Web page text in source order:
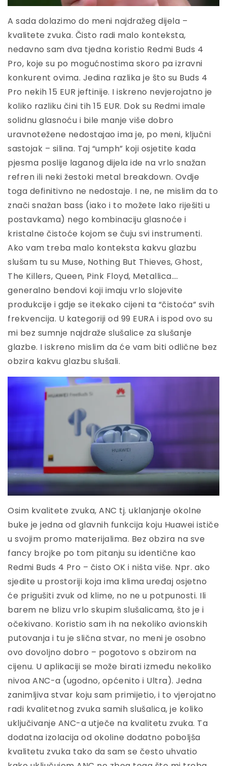
A sada dolazimo do meni najdražeg dijela –
kvalitete zvuka. Čisto radi malo konteksta,
nedavno sam dva tjedna koristio Redmi Buds 4
Pro, koje su po mogućnostima skoro pa izravni
konkurent ovima. Jedina razlika je što su Buds 4
Pro nekih 15 EUR jeftinije. I iskreno nevjerojatno je
koliko razliku čini tih 15 EUR. Dok su Redmi imale
solidnu glasnoću i bile manje više dobro
uravnotežene nedostajao ima je, po meni, ključni
sastojak – silina. Taj “umph” koji osjetite kada
pjesma poslije laganog dijela ide na vrlo snažan
refren ili neki žestoki metal breakdown. Ovdje
toga definitivno ne nedostaje. I ne, ne mislim da to
znači snažan bass (iako i to možete lako riješiti u
postavkama) nego kombinaciju glasnoće i
kristalne čistoće kojom se čuju svi instrumenti.
Ako vam treba malo konteksta kakvu glazbu
slušam tu su Muse, Nothing But Thieves, Ghost,
The Killers, Queen, Pink Floyd, Metallica….
generalno bendovi koji imaju vrlo slojevite
produkcije i gdje se itekako cijeni ta “čistoća” svih
frekvencija. U kategoriji od 99 EURA i ispod ovo su
mi bez sumnje najdraže slušalice za slušanje
glazbe. I iskreno mislim da će vam biti odlične bez
obzira kakvu glazbu slušali.
Osim kvalitete zvuka, ANC tj. uklanjanje okolne
buke je jedna od glavnih funkcija koju Huawei ističe
u svojim promo materijalima. Bez obzira na sve
fancy brojke po tom pitanju su identične kao
Redmi Buds 4 Pro – čisto OK i ništa više. Npr. ako
sjedite u prostoriji koja ima klima uređaj osjetno
će prigušiti zvuk od klime, no ne u potpunosti. Ili
barem ne blizu vrlo skupim slušalicama, što je i
očekivano. Koristio sam ih na nekoliko avionskih
putovanja i tu je slična stvar, no meni je osobno
ovo dovoljno dobro – pogotovo s obzirom na
cijenu. U aplikaciji se može birati između nekoliko
nivoa ANC-a (ugodno, općenito i Ultra). Jedna
zanimljiva stvar koju sam primijetio, i to vjerojatno
radi kvalitetnog zvuka samih slušalica, je koliko
uključivanje ANC-a utječe na kvalitetu zvuka. Ta
dodatna izolacija od okoline dodatno poboljša
kvalitetu zvuka tako da sam se često uhvatio